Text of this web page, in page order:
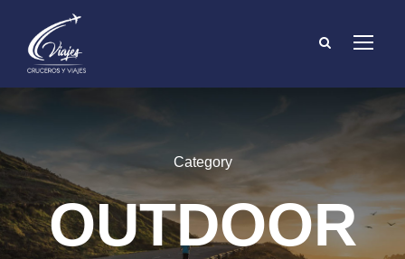
Category
OUTDOOR